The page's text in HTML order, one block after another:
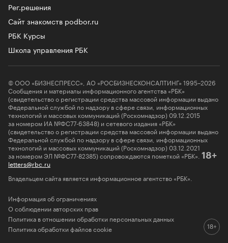
Рег.решения
Сайт знакомств podbor.ru
РБК Курсы
Школа управления РБК
© ООО «БИЗНЕСПРЕСС», АО «РОСБИЗНЕСКОНСАЛТИНГ» 1995–2026
Сообщения и материалы информационного агентства «РБК»
(свидетельство о регистрации средства массовой информации выдано
Федеральной службой по надзору в сфере связи, информационных
технологий и массовых коммуникаций (Роскомнадзор) 09.12.2015
за номером ИА №ФС77-63848) и сетевого издания «РБК»
(свидетельство о регистрации средства массовой информации выдано
Федеральной службой по надзору в сфере связи, информационных
технологий и массовых коммуникаций (Роскомнадзор) 03.12.2021
за номером ЭЛ №ФС77-82385) сопровождаются пометкой «РБК». 18+
letters@rbc.ru
Владельцем сайта является информационное агентство «РБК».
Информация об ограничениях
О соблюдении авторских прав
Политика в отношении обработки персональных данных
Политика обработки файлов cookie